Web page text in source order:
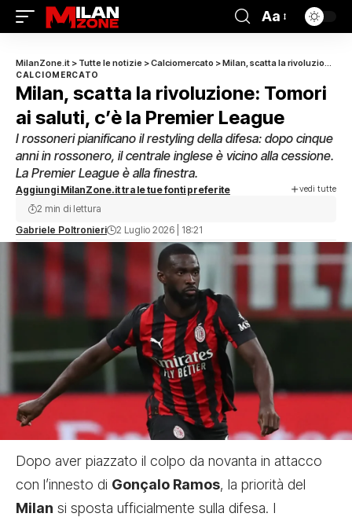
Aa
MilanZone.it > Tutte le notizie >Calciomercato >Milan, scatta la rivoluzione: Tomori ai saluti, c’è la Premier League
CALCIOMERCATO
Milan, scatta la rivoluzione: Tomori
ai saluti, c’è la Premier League
I rossoneri pianificano il restyling della difesa: dopo cinque
anni in rossonero, il centrale inglese è vicino alla cessione.
La Premier League è alla finestra.
Aggiungi MilanZone.it tra le tue fonti preferite vedi tutte
Gabriele Poltronieri 2 Luglio 2026 | 18:21
2 min di lettura
Dopo aver piazzato il colpo da novanta in attacco
con l’innesto di Gonçalo Ramos, la priorità del
Milan si sposta ufficialmente sulla difesa. I